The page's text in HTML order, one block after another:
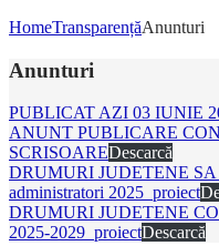
HomeTransparențăAnunturi
Anunturi
PUBLICAT AZI 03 IUNIE
ANUNT PUBLICARE
SCRISOAREDescarcă
DRUMURI JUDETENE
administratori 2025_proiect
DRUMURI JUDETENE
2025-2029_proiectDescarcă